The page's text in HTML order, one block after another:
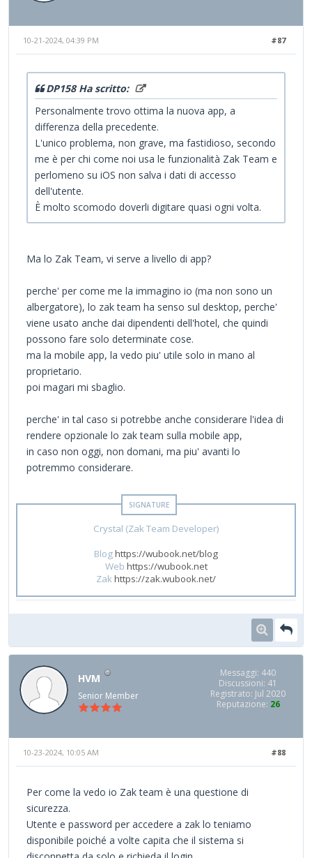
#87
10-21-2024, 04:39 PM
DP158 Ha scritto:
Personalmente trovo ottima la nuova app, a
differenza della precedente.
L'unico problema, non grave, ma fastidioso, secondo
me è per chi come noi usa le funzionalità Zak Team e
perlomeno su iOS non salva i dati di accesso
dell'utente.
È molto scomodo doverli digitare quasi ogni volta.
Ma lo Zak Team, vi serve a livello di app?
perche' per come me la immagino io (ma non sono un
albergatore), lo zak team ha senso sul desktop, perche'
viene usato anche dai dipendenti dell'hotel, che quindi
possono fare solo determinate cose.
ma la mobile app, la vedo piu' utile solo in mano al
proprietario.
poi magari mi sbaglio.
perche' in tal caso si potrebbe anche considerare l'idea di
rendere opzionale lo zak team sulla mobile app,
in caso non oggi, non domani, ma piu' avanti lo
potremmo considerare.
Crystal (Zak Team Developer)
Bloghttps://wubook.net/blog
Web https://wubook.net
Zakhttps://zak.wubook.net/
HVM
Senior Member
Messaggi: 440
Discussioni: 41
Registrato: Jul 2020
Reputazione: 26
#88
10-23-2024, 10:05 AM
Per come la vedo io Zak team è una questione di
sicurezza.
Utente e password per accedere a zak lo teniamo
disponibile poiché a volte capita che il sistema si